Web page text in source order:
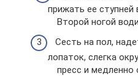
прижать ее ступней
Второй ногой
Сесть на пол,
лопаток, слегка
пресс и медленно